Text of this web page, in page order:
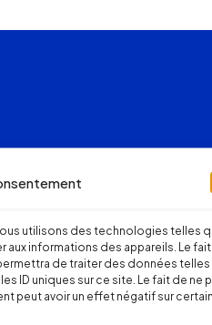
utilisons des technologies telles
informations des appareils. Le fait
de traiter des données telles
ID uniques sur ce site. Le fait de ne
peut avoir un effet négatif sur